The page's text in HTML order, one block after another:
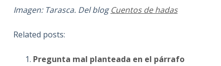
Imagen: Tarasca. Del blogCuentos de hadas
Related posts:
Pregunta mal planteada en el párrafo